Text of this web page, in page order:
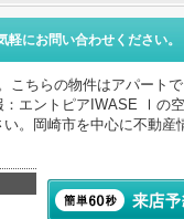
軽にお問い合わせください。
こちらの物件はアパートで
：エントピアIWASE Ⅰの
。岡崎市を中心に不動産